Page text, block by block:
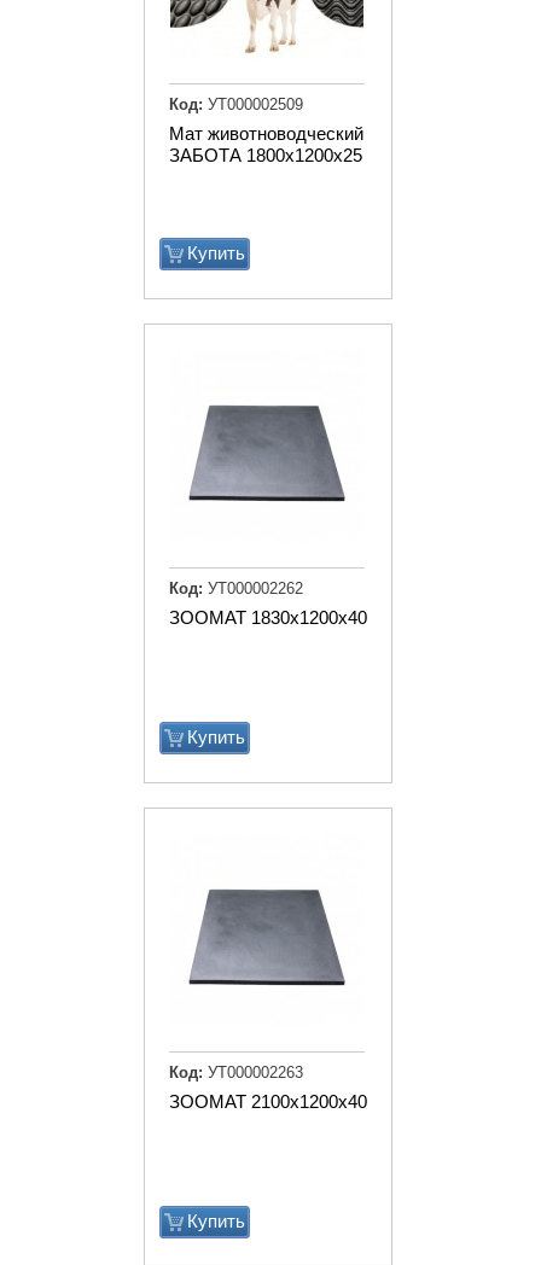
Мат животноводческий
ЗАБОТА 1800х1200х25
Купить
Код: УТ000002509
ЗООМАТ 1830х1200х40
Купить
Код: УТ000002262
ЗООМАТ 2100х1200х40
Купить
Код: УТ000002263